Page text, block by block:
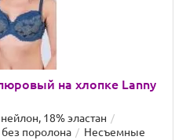
на хлопке Lanny
18% эластан
поролона Несъемные